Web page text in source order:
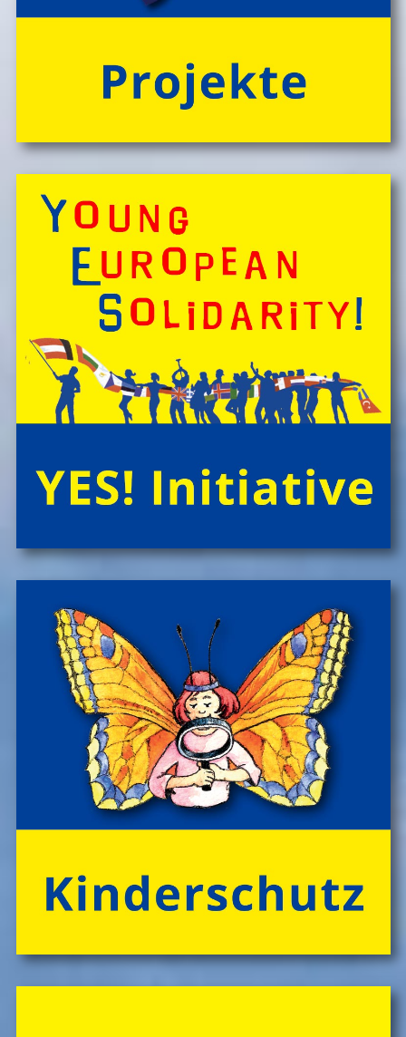
Mahlzeiten!
Spontan anfragen,